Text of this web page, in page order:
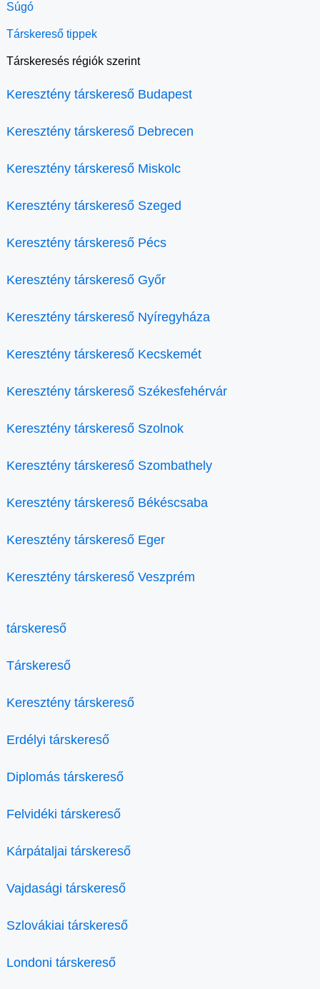
Súgó
Társkereső tippek
Társkeresés régiók szerint
Keresztény társkereső Budapest
Keresztény társkereső Debrecen
Keresztény társkereső Miskolc
Keresztény társkereső Szeged
Keresztény társkereső Pécs
Keresztény társkereső Győr
Keresztény társkereső Nyíregyháza
Keresztény társkereső Kecskemét
Keresztény társkereső Székesfehérvár
Keresztény társkereső Szolnok
Keresztény társkereső Szombathely
Keresztény társkereső Békéscsaba
Keresztény társkereső Eger
Keresztény társkereső Veszprém
társkereső
Társkereső
Keresztény társkereső
Erdélyi társkereső
Diplomás társkereső
Felvidéki társkereső
Kárpátaljai társkereső
Vajdasági társkereső
Szlovákiai társkereső
Londoni társkereső